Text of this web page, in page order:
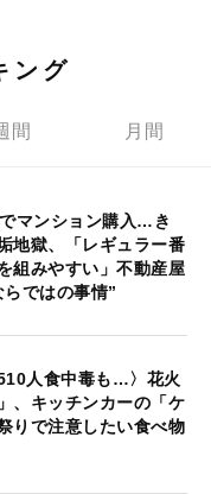
ング
間 月間
マンション購入…き
地獄、「レギュラー番
組みやすい」不動産屋
ではの事情”
人食中毒も…〉花火
、キッチンカーの「ケ
りで注意したい食べ物